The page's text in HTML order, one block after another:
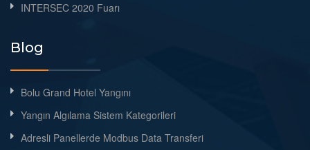
INTERSEC 2020 Fuarı
Blog
Bolu Grand Hotel Yangını
Yangın Algılama Sistem Kategorileri
Adresli Panellerde Modbus Data Transferi